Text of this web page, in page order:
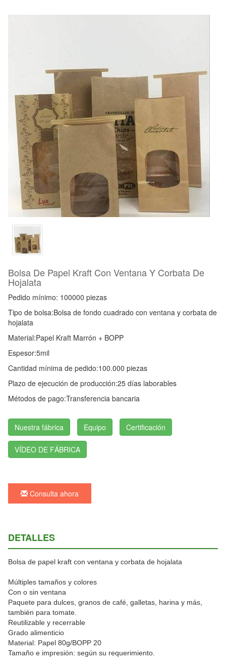
Bolsa De Papel Kraft Con Ventana Y Corbata De
Hojalata
Pedido mínimo: 100000 piezas
Tipo de bolsa:Bolsa de fondo cuadrado con ventana y corbata de
hojalata
Material:Papel Kraft Marrón + BOPP
Espesor:5mil
Cantidad mínima de pedido:100.000 piezas
Plazo de ejecución de producción:25 días laborables
Métodos de pago:Transferencia bancaria
Nuestra fábrica Equipo Certificación
VÍDEO DE FÁBRICA
Consulta ahora
DETALLES
Bolsa de papel kraft con ventana y corbata de hojalata
Múltiples tamaños y colores
Con o sin ventana
Paquete para dulces, granos de café, galletas, harina y más,
también para tomate.
Reutilizable y recerrable
Grado alimenticio
Material: Papel 80g/BOPP 20
Tamaño e impresión: según su requerimiento.